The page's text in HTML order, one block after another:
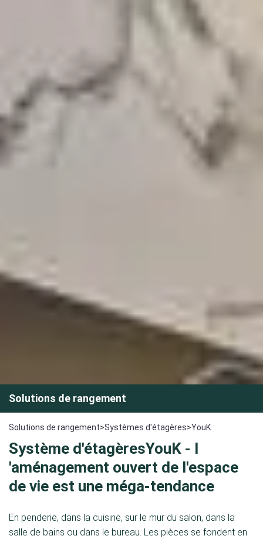
Solutions de rangement
Solutions de rangement>Systèmes d'étagères>YouK
Système d'étagèresYouK - l
'aménagement ouvert de l'espace
de vie est une méga-tendance
En penderie, dans la cuisine, sur le mur du salon, dans la
salle de bains ou dans le bureau. Les pièces se fondent en